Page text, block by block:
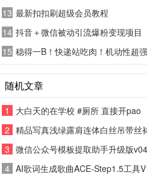
13 最新扣扣刷超级会员教程
14 抖音＋微信被动引流爆粉变现项目
15 稳得一B！快递站吃肉！机动性超强
随机文章
1
大白天的在学校 #厕所 直接开pao
2 精品写真浅绿露肩连体白丝吊带丝
3 微信公众号模板提取助手升级版
4 AI歌词生成歌曲ACE-Step1.5工具